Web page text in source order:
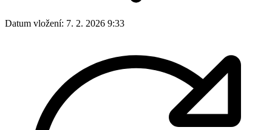
Datum vložení: 7. 2. 2026 9:33